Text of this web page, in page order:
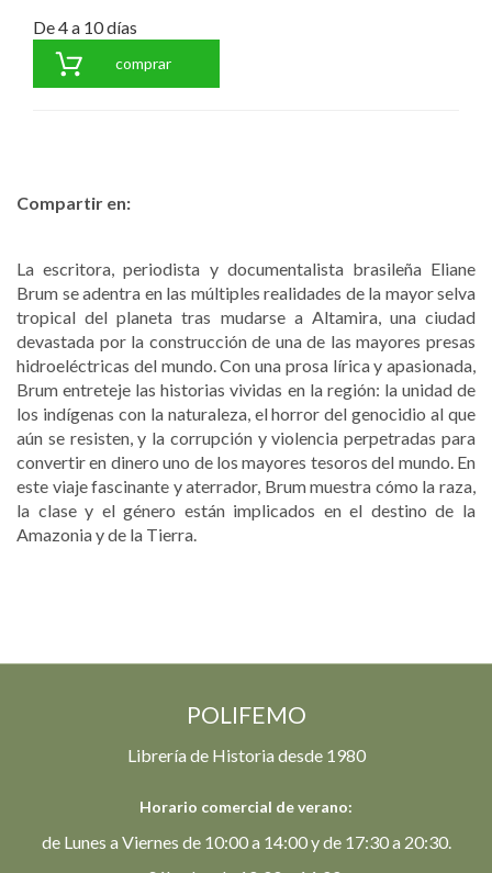
De 4 a 10 días
comprar
Compartir en:
La escritora, periodista y documentalista brasileña Eliane
Brum se adentra en las múltiples realidades de la mayor selva
tropical del planeta tras mudarse a Altamira, una ciudad
devastada por la construcción de una de las mayores presas
hidroeléctricas del mundo. Con una prosa lírica y apasionada,
Brum entreteje las historias vividas en la región: la unidad de
los indígenas con la naturaleza, el horror del genocidio al que
aún se resisten, y la corrupción y violencia perpetradas para
convertir en dinero uno de los mayores tesoros del mundo. En
este viaje fascinante y aterrador, Brum muestra cómo la raza,
la clase y el género están implicados en el destino de la
Amazonia y de la Tierra.
POLIFEMO
Librería de Historia desde 1980
Horario comercial de verano:
de Lunes a Viernes de 10:00 a 14:00 y de 17:30 a 20:30.